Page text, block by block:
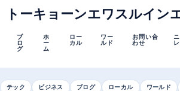
トーキョーンエワスルイン
ブ
ロ
グ
ホ
ー
ム
ロー
カル
ワー
ルド
お問い合
わせ
テック ビジネス ブログ ローカル ワールド